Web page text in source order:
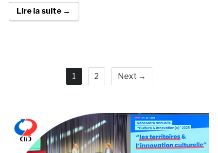
Lire la suite →
1 2 Next →